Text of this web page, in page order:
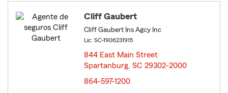
Cliff Gaubert
Cliff Gaubert Ins Agcy Inc
Lic: SC-1906231915
844 East Main Street
Spartanburg, SC 29302-2000
864-597-1200